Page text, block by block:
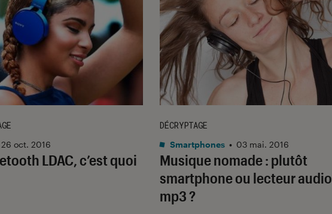
LDAC, c’est quoi
26 oct. 2016
Musique nomade : plutôt
smartphone ou lecteur audio
mp3 ?
DÉCRYPTAGE
Smartphones • 03 mai. 2016